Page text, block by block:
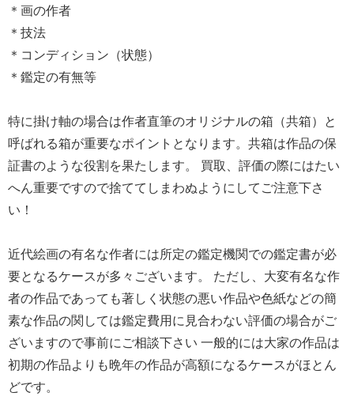
＊画の作者
＊技法
＊コンディション（状態）
＊鑑定の有無等
特に掛け軸の場合は作者直筆のオリジナルの箱（共箱）と
呼ばれる箱が重要なポイントとなります。共箱は作品の保
証書のような役割を果たします。 買取、評価の際にはたい
へん重要ですので捨ててしまわぬようにしてご注意下さ
い！
近代絵画の有名な作者には所定の鑑定機関での鑑定書が必
要となるケースが多々ございます。 ただし、大変有名な作
者の作品であっても著しく状態の悪い作品や色紙などの簡
素な作品の関しては鑑定費用に見合わない評価の場合がご
ざいますので事前にご相談下さい 一般的には大家の作品は
初期の作品よりも晩年の作品が高額になるケースがほとん
どです。